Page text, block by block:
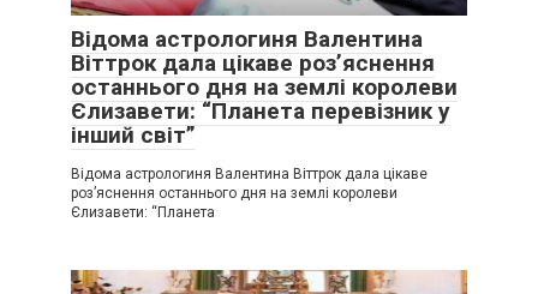
Відома астрологиня Валентина
Віттрок дала цікаве роз’яснення
останнього дня на землі королеви
Єлизавети: “Планета перевізник у
інший світ”
Відома астрологиня Валентина Віттрок дала цікаве
роз’яснення останнього дня на землі королеви
Єлизавети: “Планета